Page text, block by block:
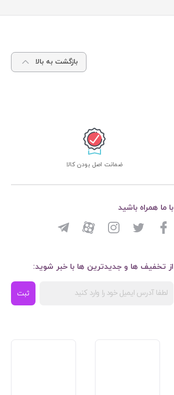
بازگشت به بالا
ضمانت اصل بودن کالا
از تخفیف ها و جدیدترین ها با خبر شوید:
ثبت
با ما همراه باشید